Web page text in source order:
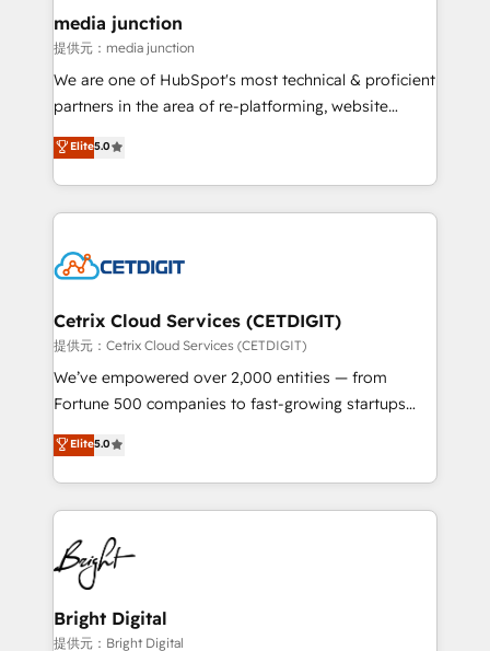
Mexico, USA, and Portugal—we've executed over a
hundred successful operations. Our approach,
rooted in RevOps principles, integrates analysis,
training, planning, and qualification. Leveraging
inbound marketing tactics, we focus on
understanding, nurturing, and converting leads.
competitive market.
media junction
提供元：media junction
We are one of HubSpot's most technical & proficient
partners in the area of re-platforming, website
design & development. We specialize in multi-hub
implementations for mid-market & enterprise
companies. We are woman-owned, powered by
coffee, and we ❤️ dogs. We produce award-winning
Impact Award 🏆2022 Technical Expertise Impact
Award 🏆2020 Elite Solutions Partner 🏆2019
Integrations HubSpot Impact Award 🏆2019
Marketing Enablement HubSpot Impact Award 🏆
2018 Website Design HubSpot Impact Award 🏆2017
Growth-Driven Design Agency of the Year 🏆2016
Sales Enablement HubSpot Impact Award 🏆2015
HubSpot COS Performance Award 🏆2014 HubSpot
COS Design Award 🏆2013 HubSpot Marketplace
Partner 📆Founded in 1997
Elite5.0
Cetrix Cloud Services (CETDIGIT)
提供元：Cetrix Cloud Services (CETDIGIT)
We’ve empowered over 2,000 entities — from
Fortune 500 companies to fast-growing startups
and nonprofits — to streamline operations, scale
revenue, and unlock the full potential of HubSpot.
With deep technical and industry expertise, we fuse
automation, integration, and AI innovation to deliver
lasting impact. We specialize in: • Turnkey and end-
to-end HubSpot implementations • Onboarding for
Sales, Service, Marketing & Content Hubs • AI voice
and chat agents, predictive automation, and smart
workflows • Salesforce + HubSpot integration •
Elite5.0
Bright Digital
提供元：Bright Digital